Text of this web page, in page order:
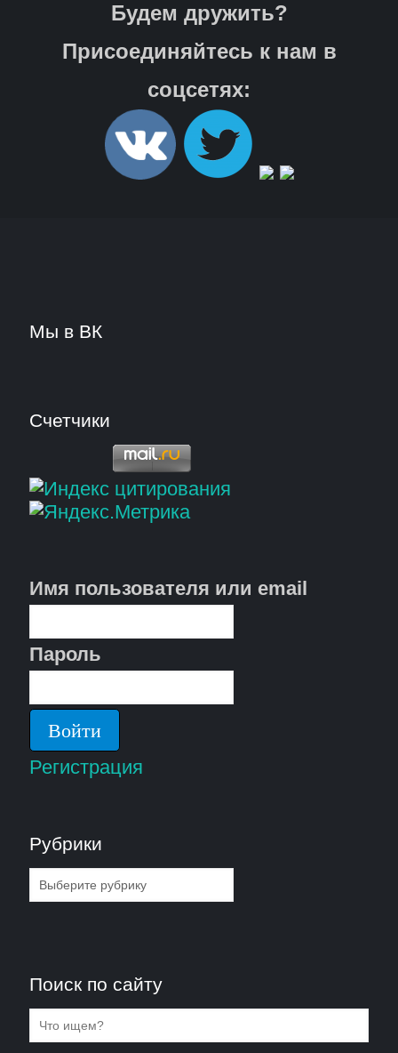
Будем дружить?
Присоединяйтесь к нам в
соцсетях:
Мы в ВК
Счетчики
Имя пользователя или email
Пароль
Регистрация
Рубрики
Рубрики
Поиск по сайту